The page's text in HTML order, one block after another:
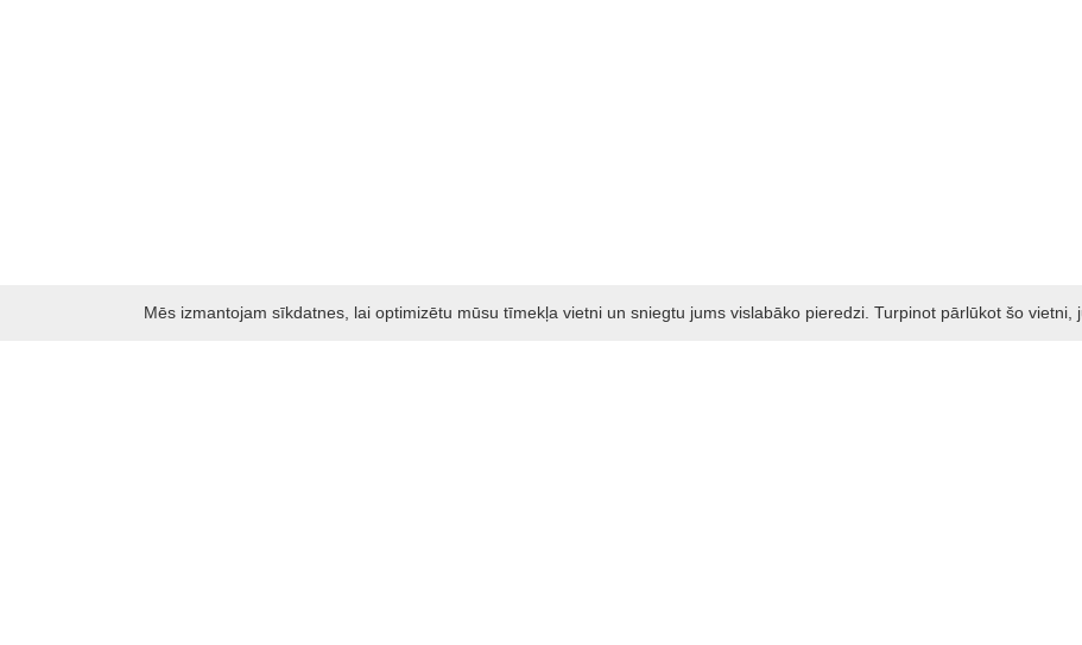
Mēs izmantojam sīkdatnes, lai optimizētu mūsu tīmekļa vietni un sniegtu jums vislabāko pieredzi. Turpinot pārlūkot šo vietni,